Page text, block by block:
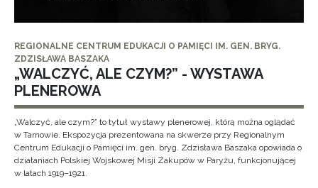
REGIONALNE CENTRUM EDUKACJI O PAMIĘCI IM. GEN. BRYG.
ZDZISŁAWA BASZAKA
„WALCZYĆ, ALE CZYM?” - WYSTAWA
PLENEROWA
„Walczyć, ale czym?” to tytuł wystawy plenerowej, którą można oglądać
w Tarnowie. Ekspozycja prezentowana na skwerze przy Regionalnym
Centrum Edukacji o Pamięci im. gen. bryg. Zdzisława Baszaka opowiada o
działaniach Polskiej Wojskowej Misji Zakupów w Paryżu, funkcjonującej
w latach 1919–1921.